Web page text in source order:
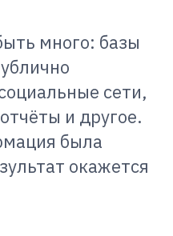
много: базы
сети,
и другое.
была
окажется